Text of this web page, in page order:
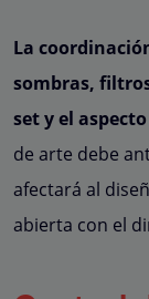
La
sombras,
set y el
de arte debe
afectará al
abierta con el